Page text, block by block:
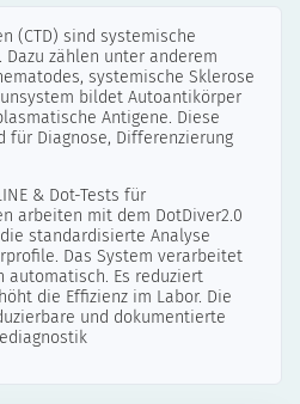
(CTD) sind systemische
zählen unter anderem
systemische Sklerose
bildet Autoantikörper
Antigene. Diese
für Diagnose, Differenzierung
& Dot-Tests für
arbeiten mit dem DotDiver2.0
standardisierte Analyse
Das System verarbeitet
automatisch. Es reduziert
die Effizienz im Labor. Die
und dokumentierte